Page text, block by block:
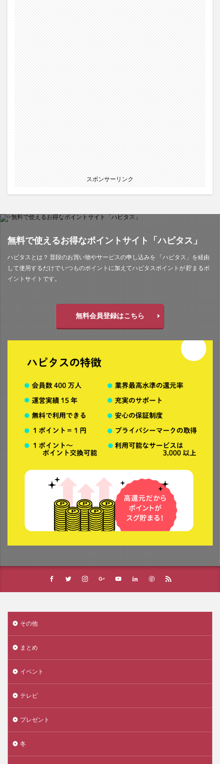
スポンサーリンク
無料で使えるお得なポイントサイト「ハピタス」
ハピタスとは？ 普段のお買い物やサービスの申し込みを 「ハピタス」を経由
して使用するだけで いつものポイントに加えてハピタスポイントが 貯まるポ
イントサイトです。
無料会員登録はこちら
その他
まとめ
イベント
テレビ
プレゼント
冬